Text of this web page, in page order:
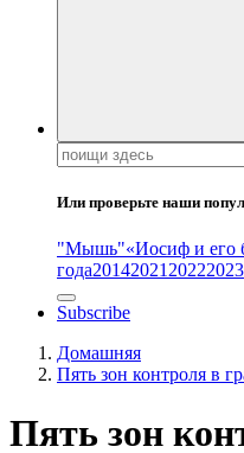
Поиск:
Или проверьте наши
"Мышь"«Иосиф и его
года2014202120222023
Subscribe
Домашняя
Пять зон контроля в
Пять зон